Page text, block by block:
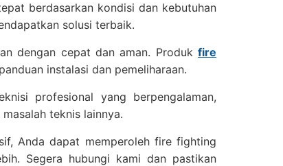
berdasarkan kondisi dan kebutuhan
solusi terbaik.
dengan cepat dan aman. Produk fire
instalasi dan pemeliharaan.
profesional yang berpengalaman,
teknis lainnya.
Anda dapat memperoleh fire fighting
Segera hubungi kami dan pastikan